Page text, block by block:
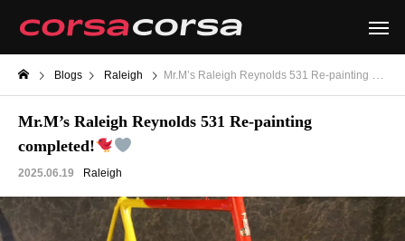
Blogs Raleigh Mr.M’s Raleigh Reynolds 531 Re-painting completed!
Mr.M’s Raleigh Reynolds 531 Re-painting
completed!
2025.06.19 Raleigh